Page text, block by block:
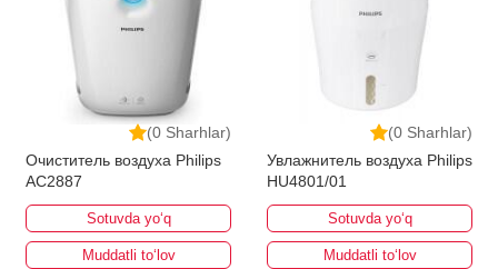
(0 Sharhlar)
Очиститель воздуха Philips
AC2887
Sotuvda yo‘q
Muddatli to‘lov
(0 Sharhlar)
Увлажнитель воздуха Philips
HU4801/01
Sotuvda yo‘q
Muddatli to‘lov